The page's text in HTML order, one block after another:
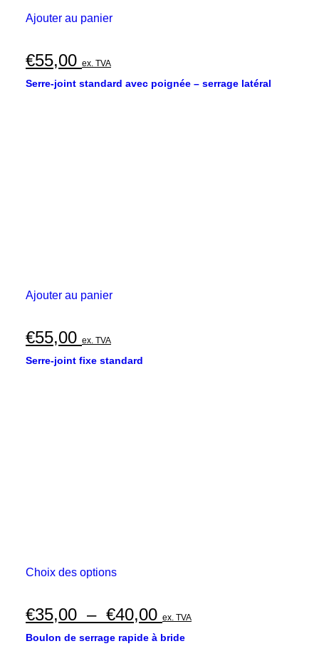
Ajouter au panier
€55,00 ex. TVA
Serre-joint standard avec poignée – serrage latéral
Ajouter au panier
€55,00 ex. TVA
Serre-joint fixe standard
Choix des optionsCe
plusieurs
variations.
Les
€35,00 – €40,00Plage
de
ex. TVA
Boulon de serrage rapide à bride